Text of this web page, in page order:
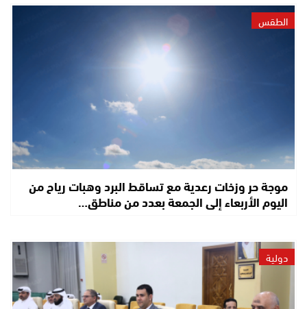
الطقس
موجة حر وزخات رعدية مع تساقط البرد وهبات رياح من
اليوم الأربعاء إلى الجمعة بعدد من مناطق…
دولية